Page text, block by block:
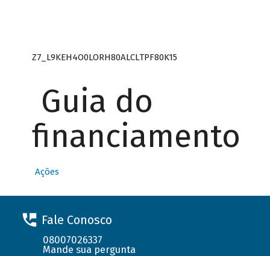
Z7_L9KEH4O0LORH80ALCLTPF80K15
Guia do
financiamento
Ações
Fale Conosco
08007026337
Mande sua pergunta